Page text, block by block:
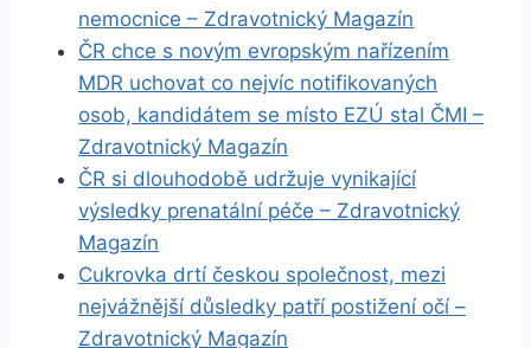
nemocnice – Zdravotnický Magazín
ČR chce s novým evropským nařízením
MDR uchovat co nejvíc notifikovaných
osob, kandidátem se místo EZÚ stal ČMI –
Zdravotnický Magazín
ČR si dlouhodobě udržuje vynikající
výsledky prenatální péče – Zdravotnický
Magazín
Cukrovka drtí českou společnost, mezi
nejvážnější důsledky patří postižení očí –
Zdravotnický Magazín